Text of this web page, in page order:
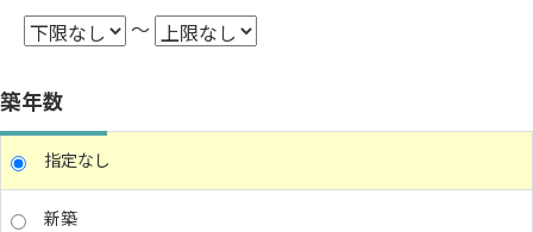
～
築年数
指定なし
新築